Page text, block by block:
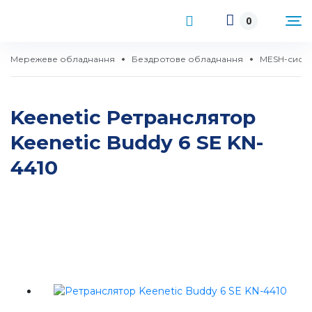
0
Мережеве обладнання Бездротове обладнання MESH-
Keenetic Ретранслятор
Keenetic Buddy 6 SE KN-
4410